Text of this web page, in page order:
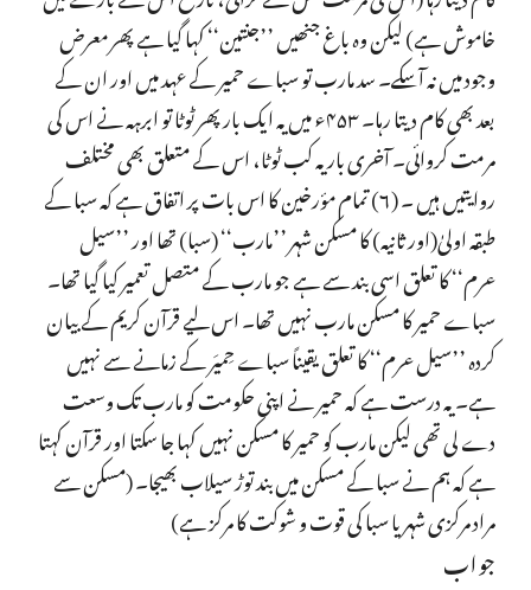
خاموش ہے) لیکن وہ باغ جنھیں ’’جنتین‘‘ کہا گیا ہے پھر معرض
وجود میں نہ آسکے۔ سد مارب تو سباے حمیر کے عہد میں اور ان کے
بعد بھی کام دیتا رہا۔ ۴۵۳ء میں یہ ایک بار پھر ٹوٹا تو ابرہہ نے اس کی
مرمت کروائی۔ آخری بار یہ کب ٹوٹا، اس کے متعلق بھی مختلف
روایتیں ہیں ۔ (۶) تمام مؤرخین کا اس بات پر اتفاق ہے کہ سبا کے
طبقہ اولیٰ(اور ثانیہ) کا مسکن شہر ’’مارب‘‘ (سبا) تھا اور ’’سیل
عرم‘‘ کا تعلق اسی بند سے ہے جو مارب کے متصل تعمیر کیا گیا تھا۔
سباے حمیر کا مسکن مارب نہیں تھا۔ اس لیے قرآن کریم کے بیان
کردہ ’’سیل عرم‘‘ کا تعلق یقیناً سباے حِمیَر کے زمانے سے نہیں
ہے۔ یہ درست ہے کہ حمیر نے اپنی حکومت کو مارب تک وسعت
دے لی تھی لیکن مارب کو حمیر کا مسکن نہیں کہا جا سکتا اور قرآن کہتا
ہے کہ ہم نے سبا کے مسکن میں بند توڑ سیلاب بھیجا۔ (مسکن سے
مراد مرکزی شہر یا سبا کی قوت و شوکت کا مرکز ہے)
جواب